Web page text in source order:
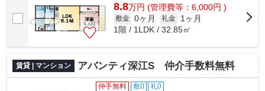
8.8万円 (管理費等：6,000円 )
敷金 0ヶ月 礼金
1ヶ月
1階 / 1LDK / 32.85㎡
賃貸 | マンション アバンティ深江S 仲介手数料無料
仲手無料 敷0 礼0